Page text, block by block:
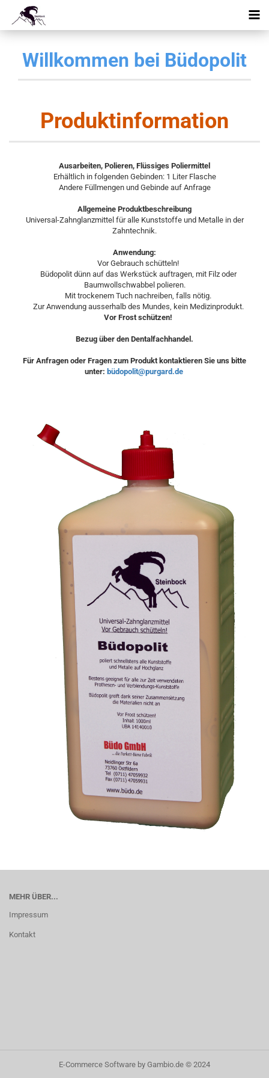
Willkommen bei Büdopolit
Produktinformation
Ausarbeiten, Polieren, Flüssiges Poliermittel
Erhältlich in folgenden Gebinden: 1 Liter Flasche
Andere Füllmengen und Gebinde auf Anfrage
Allgemeine Produktbeschreibung
Universal-Zahnglanzmittel für alle Kunststoffe und Metalle in der
Zahntechnik.
Anwendung:
Vor Gebrauch schütteln!
Büdopolit dünn auf das Werkstück auftragen, mit Filz oder
Baumwollschwabbel polieren.
Mit trockenem Tuch nachreiben, falls nötig.
Zur Anwendung ausserhalb des Mundes, kein Medizinprodukt.
Vor Frost schützen!
Bezug über den Dentalfachhandel.
Für Anfragen oder Fragen zum Produkt kontaktieren Sie uns bitte
unter: büdopolit@purgard.de
MEHR ÜBER...
Impressum
Kontakt
E-Commerce Software by Gambio.de © 2024